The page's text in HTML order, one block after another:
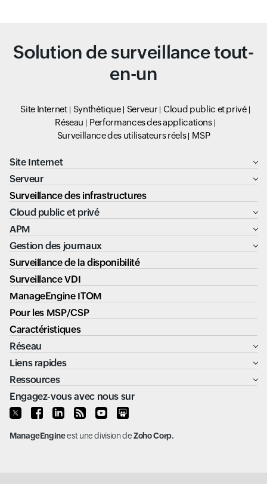
Solution de surveillance tout-
en-un
Site Internet Synthétique Serveur
Cloud public et privé
Réseau
Performances des applications
Surveillance des utilisateurs réels
MSP
Site Internet
Serveur
Surveillance des infrastructures
Cloud public et privé
APM
Gestion des journaux
Surveillance de la disponibilité
Surveillance VDI
ManageEngine ITOM
Pour les MSP/CSP
Caractéristiques
Réseau
Liens rapides
Ressources
Engagez-vous avec nous sur
ManageEngineest une division deZoho Corp.